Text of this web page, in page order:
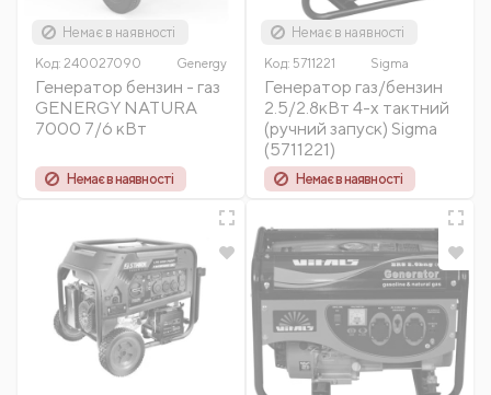
Немає в наявності
Код: 240027090 Genergy
Генератор бензин - газ
GENERGY NATURA
7000 7/6 кВт
Немає в наявності
Немає в наявності
Код: 5711221 Sigma
Генератор газ/бензин
2.5/2.8кВт 4-х тактний
(ручний запуск) Sigma
(5711221)
Немає в наявності